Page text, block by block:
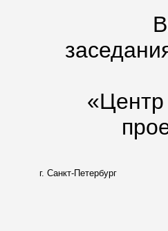
«Центр
г. Санкт-Петербург